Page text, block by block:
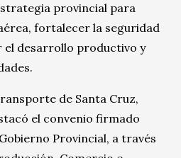
provincial para
fortalecer la seguridad
el desarrollo productivo y
de Santa Cruz,
el convenio firmado
Provincial, a través